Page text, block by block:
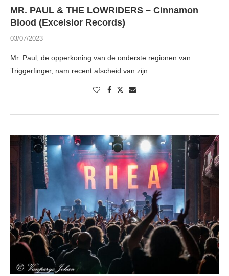
MR. PAUL & THE LOWRIDERS – Cinnamon
Blood (Excelsior Records)
03/07/2023
Mr. Paul, de opperkoning van de onderste regionen van
Triggerfinger, nam recent afscheid van zijn …